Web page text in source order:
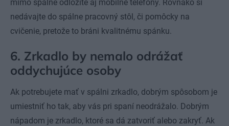
mimo spálne odložíte aj mobilné telefóny. Rovnako si
nedávajte do spálne pracovný stôl, či pomôcky na
cvičenie, pretože to bráni kvalitnému spánku.
6. Zrkadlo by nemalo odrážať
oddychujúce osoby
Ak potrebujete mať v spálni zrkadlo, dobrým spôsobom je
umiestniť ho tak, aby vás pri spaní neodrážalo. Dobrým
nápadom je zrkadlo, ktoré sa dá zatvoriť alebo zakryť. Ak